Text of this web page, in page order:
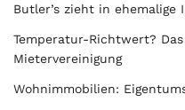
Butler’s zieht in
Temperatur-Richtwert?
Mietervereinigung
Wohnimmobilien: